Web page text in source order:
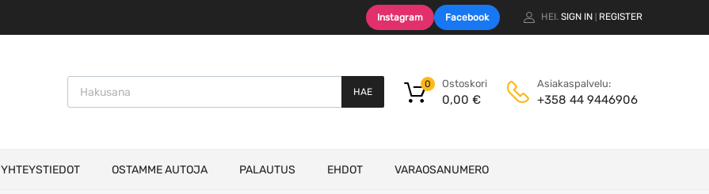
Instagram Facebook HEI. SIGN IN REGISTER
Products search
HAE
Ostoskori
0,00 €
0 Asiakaspalvelu:
+358 44 9446906
YHTEYSTIEDOT OSTAMME AUTOJA PALAUTUS EHDOT VARAOSANUMERO